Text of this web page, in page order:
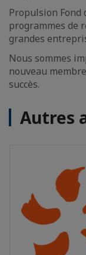
Propulsion Fond
programmes de
grandes
Nous sommes
nouveau
succès.
Autres